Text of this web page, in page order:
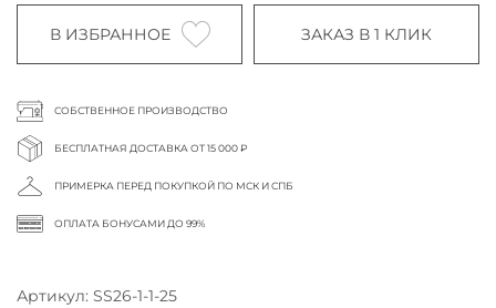
В ИЗБРАННОЕ ЗАКАЗ В 1 КЛИК
СОБСТВЕННОЕ ПРОИЗВОДСТВО
БЕСПЛАТНАЯ ДОСТАВКА ОТ 15 000 ₽
ПРИМЕРКА ПЕРЕД ПОКУПКОЙ ПО МСК И СПБ
ОПЛАТА БОНУСАМИ ДО 99%
Артикул: SS26-1-1-25